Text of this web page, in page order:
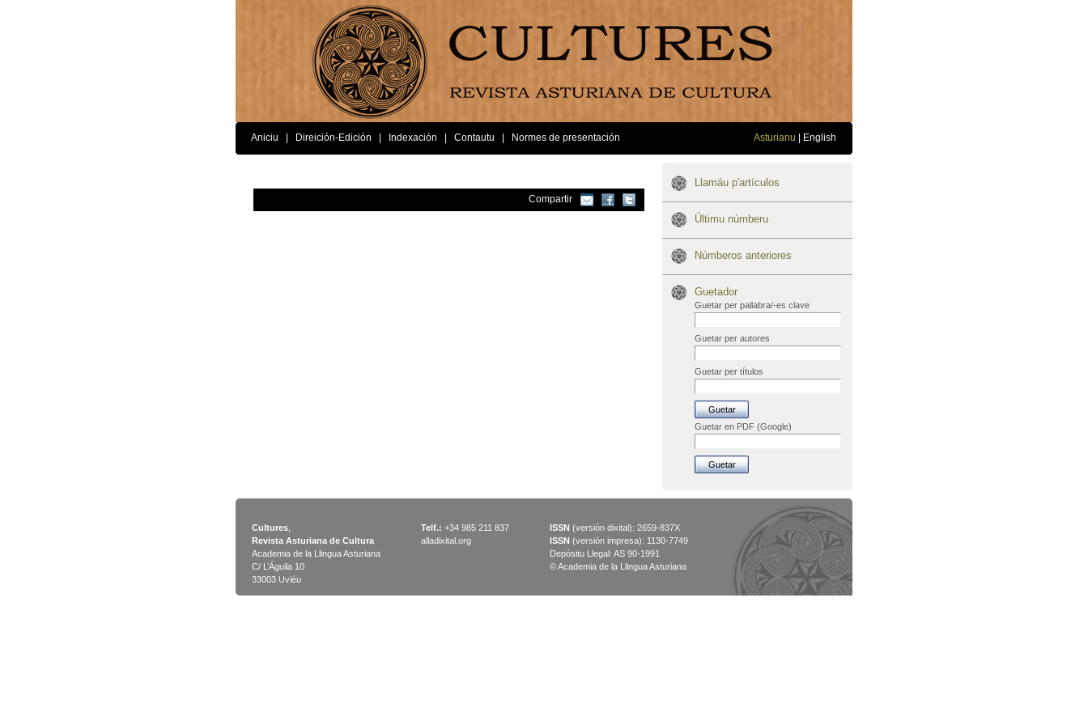
Aniciu Direición-Edición Indexación Contautu Normes de presentación Asturianu English
Compartir
Llamáu p'artículos
Últimu númberu
Númberos anteriores
Guetador
Guetar per pallabra/-es clave
Guetar per autores
Guetar per títulos
Guetar en PDF (Google)
Cultures
Revista Asturiana de Cultura
Academia de la Llingua Asturiana
C/ L’Águila 10
33003 Uviéu
Telf.: +34 985 211 837
alladixital.org
ISSN (versión dixital): 2659-837X
ISSN (versión impresa): 1130-7749
Depósitu Llegal: AS 90-1991
© Academia de la Llingua Asturiana